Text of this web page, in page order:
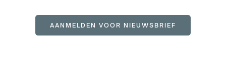
AANMELDEN VOOR NIEUWSBRIEF